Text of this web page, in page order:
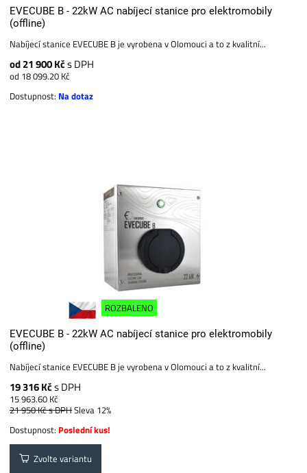
EVECUBE B - 22kW AC nabíjecí stanice pro elektromobily
(offline)
Nabíjecí stanice EVECUBE B je vyrobena v Olomouci a to z kvalitní...
od 21 900 Kčs DPH
od 18 099.20 Kč
Dostupnost: Na dotaz
ROZBALENO
EVECUBE B - 22kW AC nabíjecí stanice pro elektromobily
(offline)
Nabíjecí stanice EVECUBE B je vyrobena v Olomouci a to z kvalitní...
19 316 Kčs DPH
15 963.60 Kč
21 950 Kčs DPHSleva 12%
Dostupnost: Poslední kus!
Zvolte variantu